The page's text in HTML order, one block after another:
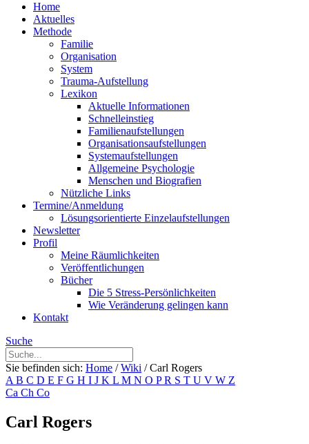
Home
Aktuelles
Methode
Familie
Organisation
System
Trauma-Aufstellung
Lexikon
Aktuelle Informationen
Schnelleinstieg
Familienaufstellungen
Organisationsaufstellungen
Systemaufstellungen
Allgemeine Psychologie
Menschen und Biografien
Nützliche Links
Termine/Anmeldung
Lösungsorientierte Einzelaufstellungen
Newsletter
Profil
Meine Räumlichkeiten
Veröffentlichungen
Bücher
Die 5 Stress-Persönlichkeiten
Wie Veränderung gelingen kann
Kontakt
Suche
Sie befinden sich: Home / Wiki / Carl Rogers
A B C D E F G H I J K L M N O PR S T U V W Z
Ca Ch Co
Carl Rogers